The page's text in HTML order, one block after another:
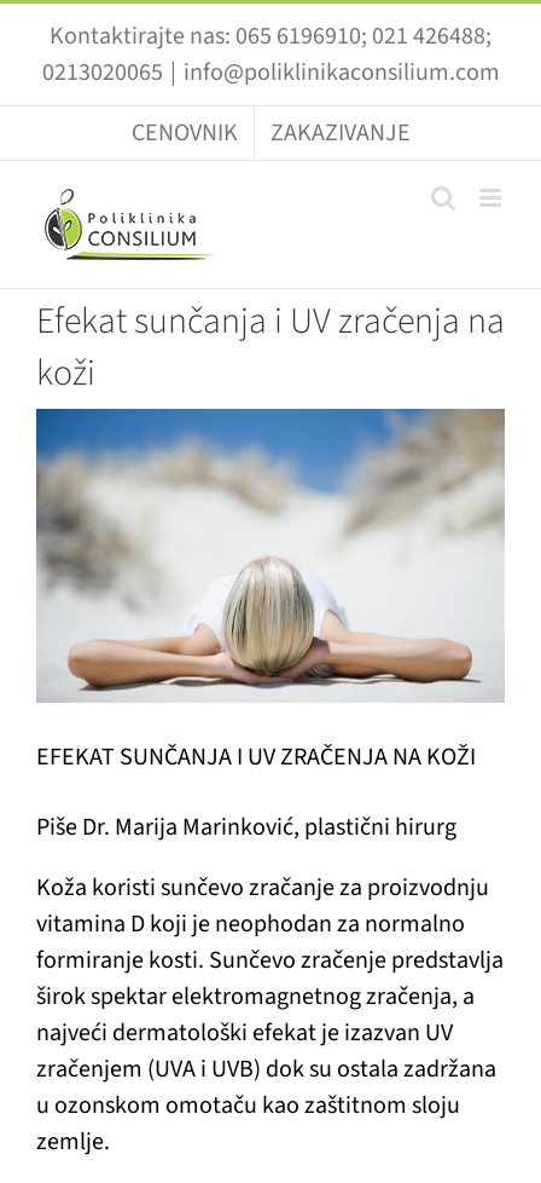
content
Kontaktirajte nas: 065 6196910; 021 426488;
0213020065 | info@poliklinikaconsilium.com
CENOVNIK
ZAKAZIVANJE
Efekat sunčanja i UV zračenja na
koži
Larger
Image
EFEKAT SUNČANJA I UV ZRAČENJA NA KOŽI
Piše Dr. Marija Marinković, plastični hirurg
Koža koristi sunčevo zračanje za proizvodnju
vitamina D koji je neophodan za normalno
formiranje kosti. Sunčevo zračenje predstavlja
širok spektar elektromagnetnog zračenja, a
najveći dermatološki efekat je izazvan UV
zračenjem (UVA i UVB) dok su ostala zadržana
u ozonskom omotaču kao zaštitnom sloju
zemlje.